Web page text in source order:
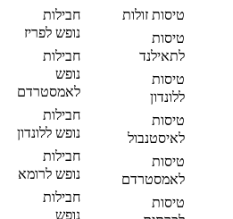
טיסות זולות
טיסות
לתאילנד
טיסות
ללונדון
טיסות
לאיסטנבול
טיסות
לאמסטרדם
טיסות
חבילות
נופש לפריז
חבילות
נופש
לאמסטרדם
חבילות
נופש ללונדון
חבילות
נופש לרומא
חבילות
נופש